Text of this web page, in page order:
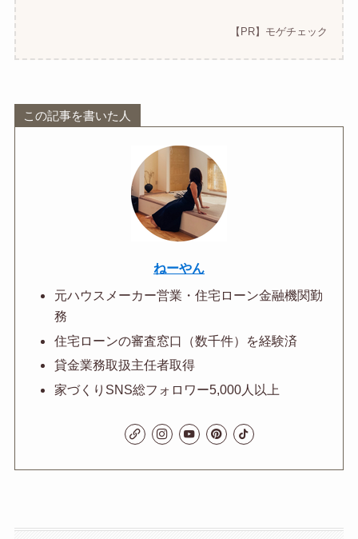
【PR】モゲチェック
この記事を書いた人
ねーやん
元ハウスメーカー営業・住宅ローン金融機関勤
務
住宅ローンの審査窓口（数千件）を経験済
貸金業務取扱主任者取得
家づくりSNS総フォロワー5,000人以上